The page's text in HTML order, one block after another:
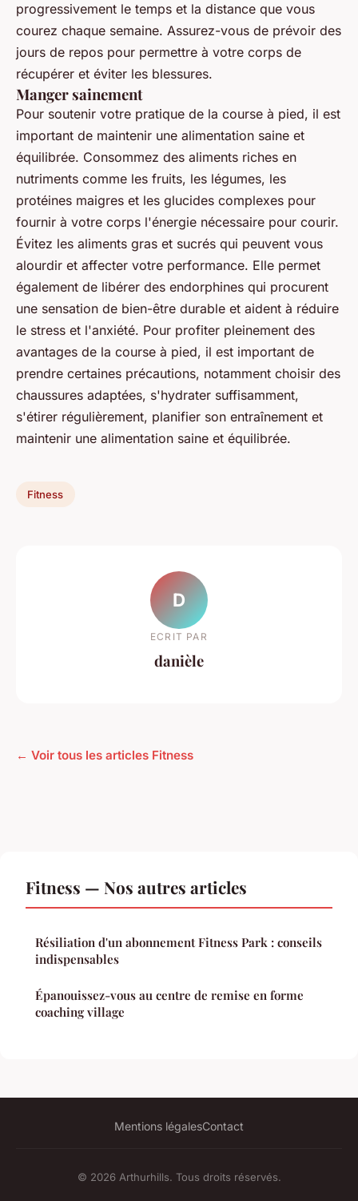
progressivement le temps et la distance que vous
courez chaque semaine. Assurez-vous de prévoir des
jours de repos pour permettre à votre corps de
récupérer et éviter les blessures.
Manger sainement
Pour soutenir votre pratique de la course à pied, il est
important de maintenir une alimentation saine et
équilibrée. Consommez des aliments riches en
nutriments comme les fruits, les légumes, les
protéines maigres et les glucides complexes pour
fournir à votre corps l'énergie nécessaire pour courir.
Évitez les aliments gras et sucrés qui peuvent vous
alourdir et affecter votre performance. Elle permet
également de libérer des endorphines qui procurent
une sensation de bien-être durable et aident à réduire
le stress et l'anxiété. Pour profiter pleinement des
avantages de la course à pied, il est important de
prendre certaines précautions, notamment choisir des
chaussures adaptées, s'hydrater suffisamment,
s'étirer régulièrement, planifier son entraînement et
maintenir une alimentation saine et équilibrée.
Fitness
D
ECRIT PAR
danièle
← Voir tous les articles Fitness
Fitness — Nos autres articles
Résiliation d'un abonnement Fitness Park : conseils
indispensables
Épanouissez-vous au centre de remise en forme
coaching village
Mentions légalesContact
© 2026 Arthurhills. Tous droits réservés.